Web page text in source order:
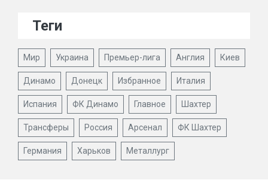
Теги
Мир Украина Премьер-лига Англия Киев
Динамо Донецк Избранное Италия
Испания ФК Динамо Главное Шахтер
Трансферы Россия Арсенал ФК Шахтер
Германия Харьков Металлург